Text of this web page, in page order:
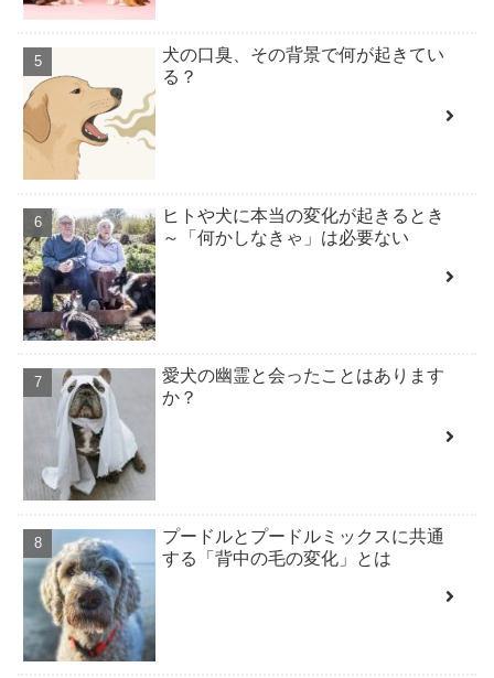
犬の口臭、その背景で何が起きてい
る？
ヒトや犬に本当の変化が起きるとき
～「何かしなきゃ」は必要ない
愛犬の幽霊と会ったことはあります
か？
プードルとプードルミックスに共通
する「背中の毛の変化」とは